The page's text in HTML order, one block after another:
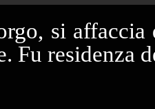
si affaccia
Fu residenza